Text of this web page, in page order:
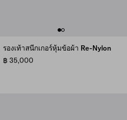
รองเท้าสนีกเกอร์หุ้มข้อผ้า Re-Nylon
฿ 35,000